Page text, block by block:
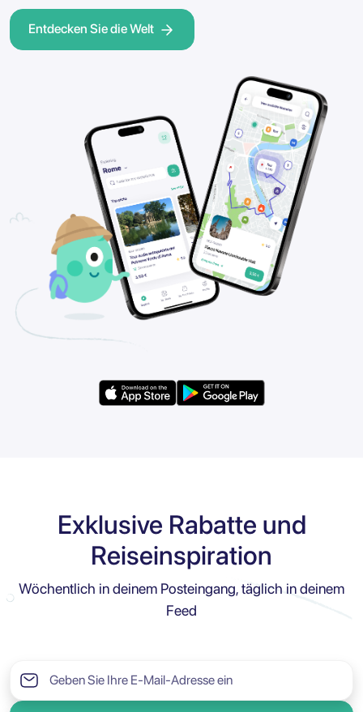
Entdecken Sie die Welt
Exklusive Rabatte und
Reiseinspiration
Wöchentlich in deinem Posteingang, täglich in deinem
Feed